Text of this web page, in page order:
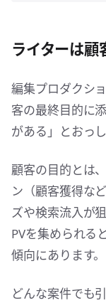
ライターは顧
編集プロダクシ
客の最終目的に
がある」とおっ
顧客の目的とは
ン（顧客獲得な
ズや検索流入が
PVを集められる
傾向にあります。
どんな案件でも